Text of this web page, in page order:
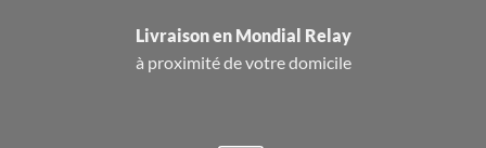
Livraison en Mondial Relay
à proximité de votre domicile